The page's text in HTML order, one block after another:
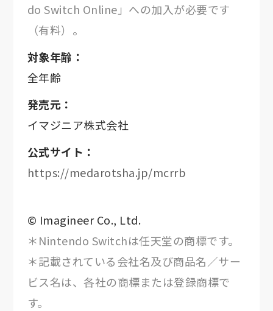
do Switch Online」への加入が必要です
（有料）。
対象年齢：
全年齢
発売元：
イマジニア株式会社
公式サイト：
https://medarotsha.jp/mcrrb
© Imagineer Co., Ltd.
＊Nintendo Switchは任天堂の商標です。
＊記載されている会社名及び商品名／サー
ビス名は、各社の商標または登録商標で
す。